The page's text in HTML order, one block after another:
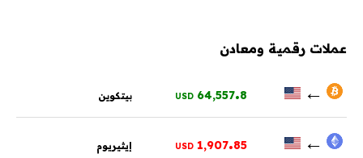
عملات رقمية ومعادن
←
64,557.8
USD بيتكوين
←
1,907.85
USD إيثيريوم